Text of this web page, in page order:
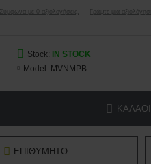
Σύμφωνα με 0 αξιολογήσεις. - Γράψτε μια αξιολόγηση
Stock:
IN STOCK
Model: MVNMPB
ΚΑΛΆΘΙ
ΕΠΙΘΥΜΗΤΌ